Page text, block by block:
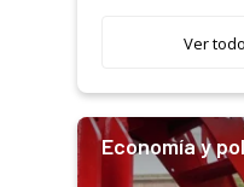
variedades que
salto
Ver
Economía y